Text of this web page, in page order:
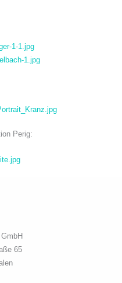
1-1.jpg
1.jpg
Perig:
65